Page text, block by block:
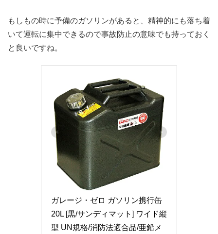
もしもの時に予備のガソリンがあると、精神的にも落ち着
いて運転に集中できるので事故防止の意味でも持っておく
と良いですね。
ガレージ・ゼロ ガソリン携行缶
20L [黒/サンディマット] ワイド縦
型 UN規格/消防法適合品/亜鉛メ